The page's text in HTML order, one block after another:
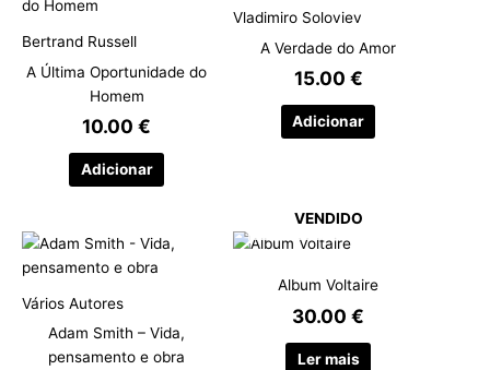
Bertrand Russell
A Última Oportunidade do
Homem
10.00€
Adicionar
Vladimiro Soloviev
A Verdade do Amor
15.00 €
Adicionar
Vários Autores
Adam Smith – Vida,
pensamento e obra
VENDIDO
Album Voltaire
30.00€
Ler mais